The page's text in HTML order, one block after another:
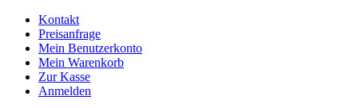
Kontakt
Preisanfrage
Mein Benutzerkonto
Mein Warenkorb
Zur Kasse
Anmelden